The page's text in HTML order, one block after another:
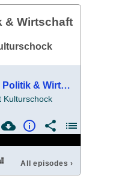
& Wirtschaft
Neue Härte in Politik & Wirtschaft
Kulturschock
All episodes ›